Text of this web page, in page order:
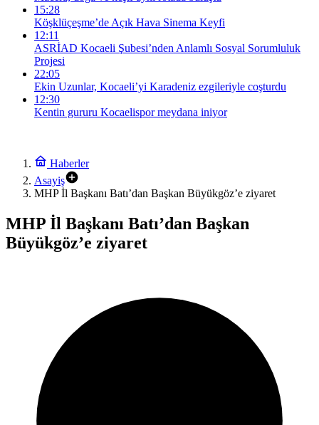
15:28
Köşklüçeşme’de Açık Hava Sinema Keyfi
12:11
ASRİAD Kocaeli Şubesi’nden Anlamlı Sosyal Sorumluluk
Projesi
22:05
Ekin Uzunlar, Kocaeli’yi Karadeniz ezgileriyle coşturdu
12:30
Kentin gururu Kocaelispor meydana iniyor
Haberler
Asayiş
MHP İl Başkanı Batı’dan Başkan Büyükgöz’e ziyaret
MHP İl Başkanı Batı’dan Başkan
Büyükgöz’e ziyaret